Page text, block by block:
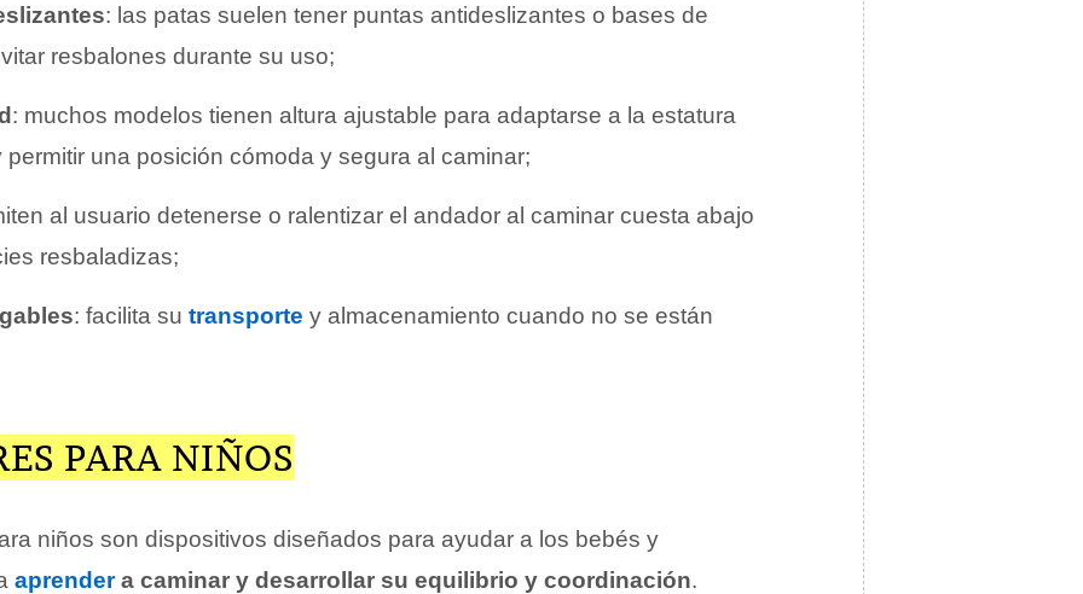
: las patas suelen tener puntas antideslizantes o bases de
resbalones durante su uso;
: muchos modelos tienen altura ajustable para adaptarse a la estatura
permitir una posición cómoda y segura al caminar;
al usuario detenerse o ralentizar el andador al caminar cuesta abajo
resbaladizas;
: facilita su transporte y almacenamiento cuando no se están
PARA NIÑOS
niños son dispositivos diseñados para ayudar a los bebés y
aprendera caminar y desarrollar su equilibrio y coordinación.